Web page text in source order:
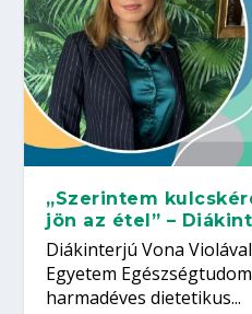
„Szerintem
jön az étel” –
Diákinterjú Vona
Egyetem
harmadéves dietetikus...